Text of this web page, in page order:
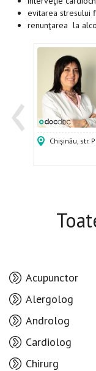
evitarea stresului
renunţarea la
‹
-
Chișinău, str.
Acupunctor
Alergolog
Androlog
Cardiolog
Chirurg